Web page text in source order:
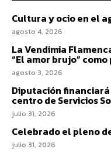
Cultura y ocio en el
agosto 4, 2026
La Vendimia
“El amor brujo”
agosto 3, 2026
Diputación
centro de Servicios
julio 31, 2026
Celebrado el pleno
julio 31, 2026